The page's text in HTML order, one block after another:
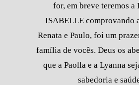
for, em breve teremos a
ISABELLE comprovando
Renata e Paulo, foi um
família de vocês. Deus os
que a Paolla e a Lyanna
sabedoria e